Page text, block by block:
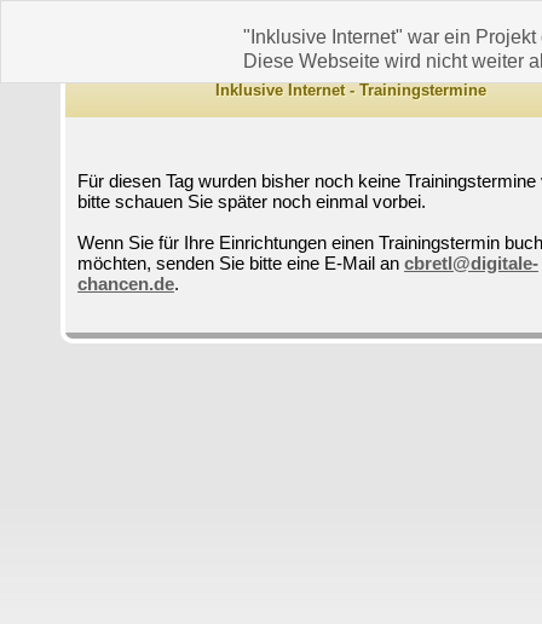
"Inklusive Internet" war ein
Diese Webseite wird nicht weiter
Inklusive Internet - Trainingstermine
Für diesen Tag wurden bisher noch keine Trainingstermine
bitte schauen Sie später noch einmal vorbei.
Wenn Sie für Ihre Einrichtungen einen Trainingstermin
möchten, senden Sie bitte eine E-Mail an cbretl@digitale-
chancen.de.